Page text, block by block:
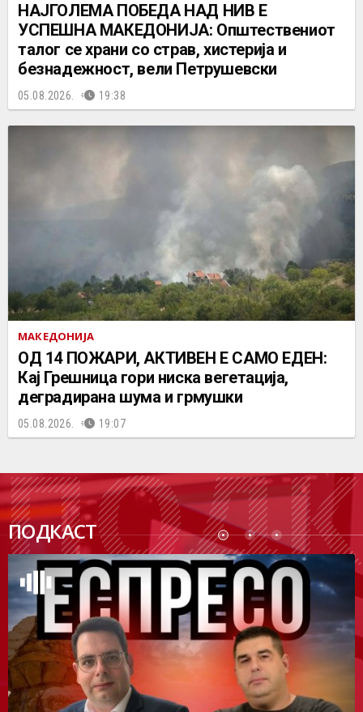
НАЈГОЛЕМА ПОБЕДА НАД НИВ Е
УСПЕШНА МАКЕДОНИЈА: Општествениот
талог се храни со страв, хистерија и
безнадежност, вели Петрушевски
05.08.2026. 19:38
МАКЕДОНИЈА
ОД 14 ПОЖАРИ, АКТИВЕН Е САМО ЕДЕН:
Кај Грешница гори ниска вегетација,
деградирана шума и грмушки
05.08.2026. 19:07
ПОДКАСТ
ПОДК
АСТ